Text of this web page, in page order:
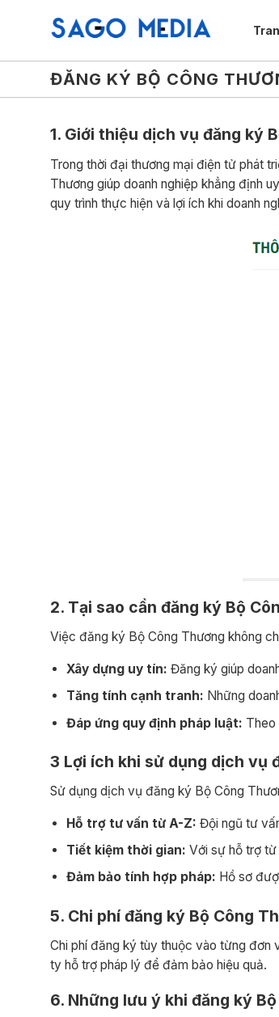
ĐĂNG KÝ BỘ CÔNG
1. Giới thiệu dịch vụ đăng ký
Trong thời đại thương mại điện tử phát
Thương giúp doanh nghiệp khẳng định
quy trình thực hiện và lợi ích khi doanh
2. Tại sao cần đăng ký Bộ
Việc đăng ký Bộ Công Thương không
Xây dựng uy tín: Đăng ký giúp
Tăng tính cạnh tranh: Những
Đáp ứng quy định pháp luật: Theo
3 Lợi ích khi sử dụng dịch vụ
Sử dụng dịch vụ đăng ký Bộ Công
Hỗ trợ tư vấn từ A-Z: Đội ngũ tư
Tiết kiệm thời gian: Với sự hỗ trợ từ
Đảm bảo tính hợp pháp: Hồ sơ
5. Chi phí đăng ký Bộ Công
Chi phí đăng ký tùy thuộc vào từng
ty hỗ trợ pháp lý để đảm bảo hiệu quả.
6. Những lưu ý khi đăng ký